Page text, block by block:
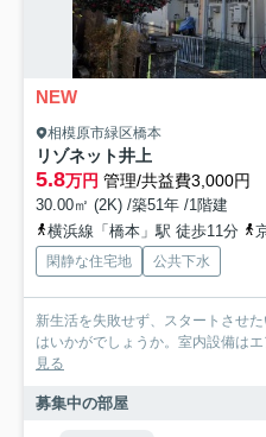
NEW
相模原市緑区橋本
リゾネット井上
5.8万円 管理/共益費3,000円
30.00㎡ (2K) /築51年 /1階建
横浜線「橋本」駅 徒歩11分
閑静な住宅地 公共下水
新生活を失敗せず、スタートさせ
はいかがでしょうか。室内設備は
見る
募集中の部屋